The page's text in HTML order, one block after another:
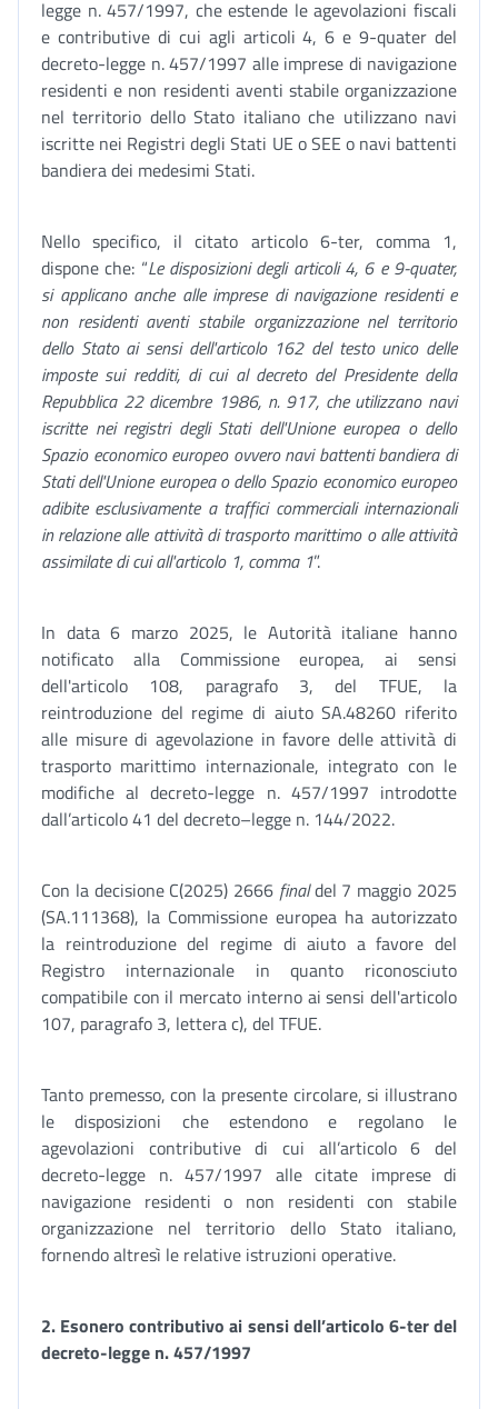
legge n. 457/1997, che estende le agevolazioni fiscali
e contributive di cui agli articoli 4, 6 e 9-quater del
decreto-legge n. 457/1997 alle imprese di navigazione
residenti e non residenti aventi stabile organizzazione
nel territorio dello Stato italiano che utilizzano navi
iscritte nei Registri degli Stati UE o SEE o navi battenti
bandiera dei medesimi Stati.
Nello specifico, il citato articolo 6-ter, comma 1,
dispone che: “Le disposizioni degli articoli 4, 6 e 9-quater,
si applicano anche alle imprese di navigazione residenti e
non residenti aventi stabile organizzazione nel territorio
dello Stato ai sensi dell'articolo 162 del testo unico delle
imposte sui redditi, di cui al decreto del Presidente della
Repubblica 22 dicembre 1986, n. 917, che utilizzano navi
iscritte nei registri degli Stati dell'Unione europea o dello
Spazio economico europeo ovvero navi battenti bandiera di
Stati dell'Unione europea o dello Spazio economico europeo
adibite esclusivamente a traffici commerciali internazionali
in relazione alle attività di trasporto marittimo o alle attività
assimilate di cui all'articolo 1, comma 1”.
In data 6 marzo 2025, le Autorità italiane hanno
notificato alla Commissione europea, ai sensi
dell'articolo 108, paragrafo 3, del TFUE, la
reintroduzione del regime di aiuto SA.48260 riferito
alle misure di agevolazione in favore delle attività di
trasporto marittimo internazionale, integrato con le
modifiche al decreto-legge n. 457/1997 introdotte
dall’articolo 41 del decreto–legge n. 144/2022.
Con la decisione C(2025) 2666 finaldel 7 maggio 2025
(SA.111368), la Commissione europea ha autorizzato
la reintroduzione del regime di aiuto a favore del
Registro internazionale in quanto riconosciuto
compatibile con il mercato interno ai sensi dell'articolo
107, paragrafo 3, lettera c), del TFUE.
Tanto premesso, con la presente circolare, si illustrano
le disposizioni che estendono e regolano le
agevolazioni contributive di cui all’articolo 6 del
decreto-legge n. 457/1997 alle citate imprese di
navigazione residenti o non residenti con stabile
organizzazione nel territorio dello Stato italiano,
fornendo altresì le relative istruzioni operative.
2. Esonero contributivo ai sensi dell’articolo 6-ter del
decreto-legge n. 457/1997